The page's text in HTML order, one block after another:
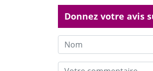
Donnez votre avis